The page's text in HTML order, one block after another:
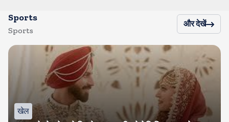
Sports
Sports
और देखें
खेल